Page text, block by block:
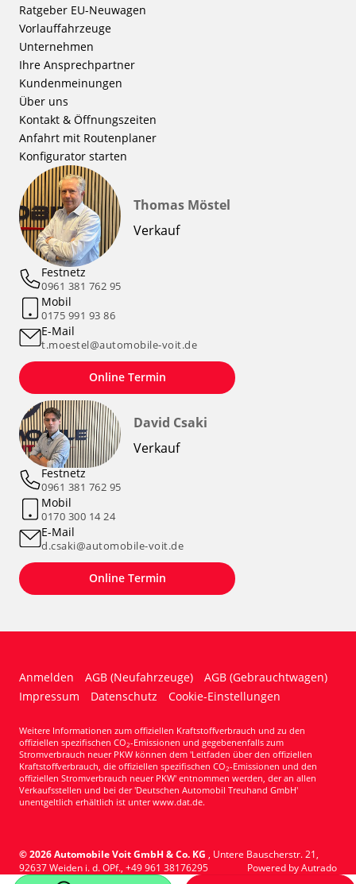
Ratgeber EU-Neuwagen
Vorlauffahrzeuge
Unternehmen
Ihre Ansprechpartner
Kundenmeinungen
Über uns
Kontakt & Öffnungszeiten
Anfahrt mit Routenplaner
Konfigurator starten
Thomas Möstel
Verkauf
Festnetz
0961 381 762 95
Mobil
0175 991 93 86
E-Mail
t.moestel@automobile-voit.de
Online Termin
David Csaki
Verkauf
Festnetz
0961 381 762 95
Mobil
0170 300 14 24
E-Mail
d.csaki@automobile-voit.de
Online Termin
Anmelden AGB (Neufahrzeuge)
AGB (Gebrauchtwagen)
Impressum
Datenschutz Cookie-Einstellungen
Weitere Informationen zum offiziellen Kraftstoffverbrauch und zu den
offiziellen spezifischen CO2-Emissionen und gegebenenfalls zum
Stromverbrauch neuer PKW können dem 'Leitfaden über den offiziellen
Kraftstoffverbrauch, die offiziellen spezifischen CO2-Emissionen und den
offiziellen Stromverbrauch neuer PKW' entnommen werden, der an allen
Verkaufsstellen und bei der 'Deutschen Automobil Treuhand GmbH'
unentgeltlich erhältlich ist unter www.dat.de.
© 2026Automobile Voit GmbH & Co. KG , Untere Bauscherstr. 21,
92637Weiden i. d. OPf., +49 961 38176295 Powered by Autrado